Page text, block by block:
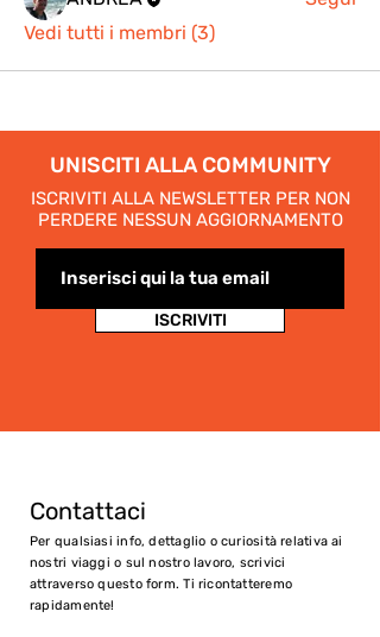
Vedi tutti i membri (3)
UNISCITI ALLA COMMUNITY
ISCRIVITI ALLA NEWSLETTER PER NON
PERDERE NESSUN AGGIORNAMENTO
ISCRIVITI
Contattaci
Per qualsiasi info, dettaglio o curiosità relativa ai
nostri viaggi o sul nostro lavoro, scrivici
attraverso questo form. Ti ricontatteremo
rapidamente!